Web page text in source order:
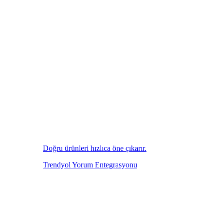
Doğru ürünleri hızlıca öne çıkarır.
Trendyol Yorum Entegrasyonu